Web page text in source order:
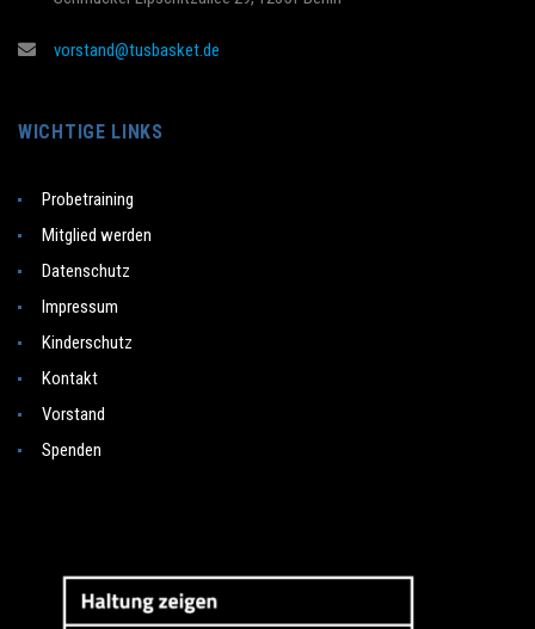
vorstand@tusbasket.de
WICHTIGE LINKS
Probetraining
Mitglied werden
Datenschutz
Impressum
Kinderschutz
Kontakt
Vorstand
Spenden